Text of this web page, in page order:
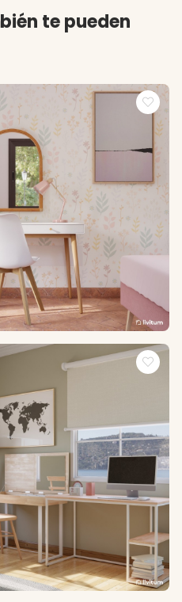
te pueden